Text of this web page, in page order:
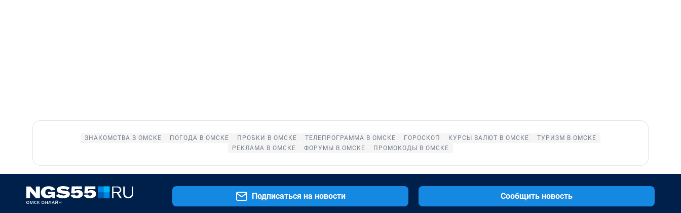
ЗНАКОМСТВА В ОМСКЕ ПОГОДА В ОМСКЕ ПРОБКИ В ОМСКЕ ТЕЛЕПРОГРАММА В ОМСКЕ ГОРОСКОП КУРСЫ ВАЛЮТ В ОМСКЕ
ТУРИЗМ В ОМСКЕ
РЕКЛАМА В ОМСКЕ
ФОРУМЫ В ОМСКЕ ПРОМОКОДЫ В ОМСКЕ
Подписаться на новости Сообщить новость